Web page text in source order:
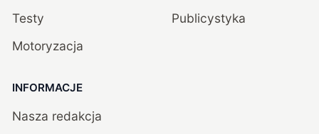
Testy
Motoryzacja
Publicystyka
INFORMACJE
Nasza redakcja